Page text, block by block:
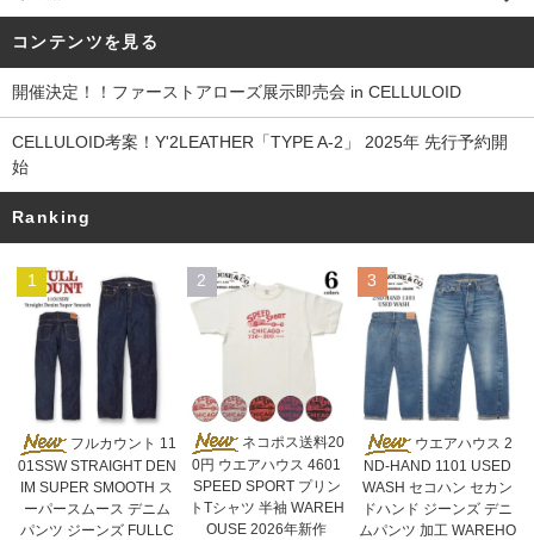
コンテンツを見る
開催決定！！ファーストアローズ展示即売会 in CELLULOID
CELLULOID考案！Y'2LEATHER「TYPE A-2」 2025年 先行予約開
始
Ranking
1
フルカウント 11
01SSW STRAIGHT DEN
IM SUPER SMOOTH ス
ーパースムース デニム
パンツ ジーンズ FULLC
2
ネコポス送料20
0円 ウエアハウス 4601
SPEED SPORT プリン
トTシャツ 半袖 WAREH
OUSE 2026年新作
3
ウエアハウス 2
ND-HAND 1101 USED
WASH セコハン セカン
ドハンド ジーンズ デニ
ムパンツ 加工 WAREHO